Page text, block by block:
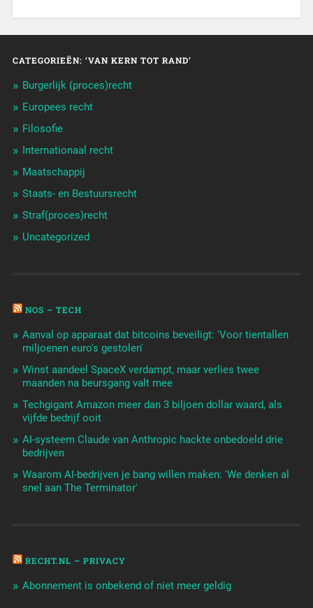
CATEGORIEËN: ‘VAN KERN TOT RAND’
Burgerlijk (proces)recht
Europees recht
Filosofie
Internationaal recht
Maatschappij
Staats- en Bestuursrecht
Straf(proces)recht
Uncategorized
NOS – TECH
Aanval op apparaat dat bitcoins beveiligt: 'Voor tientallen
miljoenen euro's gestolen'
Winst aandeel SpaceX verdampt, maar verlies twee
maanden na beursgang valt mee
Techgigant Amazon meer dan 3 biljoen dollar waard, als
vijfde bedrijf ooit
AI-systeem Claude van Anthropic hackte onbedoeld drie
bedrijven
Waarom AI-bedrijven je bang willen maken: 'We denken al
snel aan The Terminator'
RECHT.NL – PRIVACY
Abonnement is onbekend of niet meer geldig